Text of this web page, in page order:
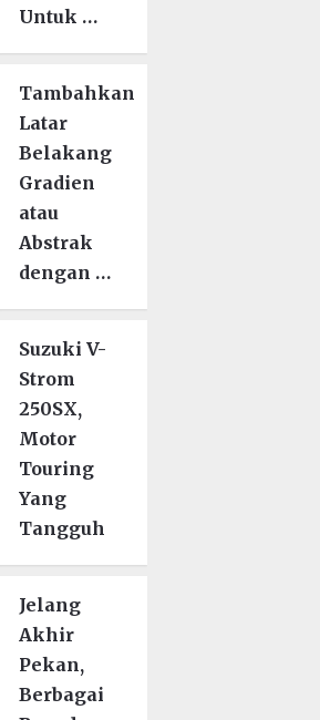
Untuk …
Tambahkan
Latar
Belakang
Gradien
atau
Abstrak
dengan …
Suzuki V-
Strom
250SX,
Motor
Touring
Yang
Tangguh
Jelang
Akhir
Pekan,
Berbagai